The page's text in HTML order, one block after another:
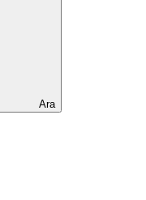
Ara